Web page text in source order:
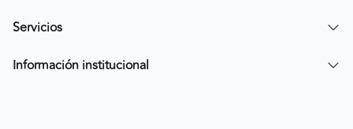
Compra tu SOAT
Servicios
Compra y Venta Segura
Información institucional